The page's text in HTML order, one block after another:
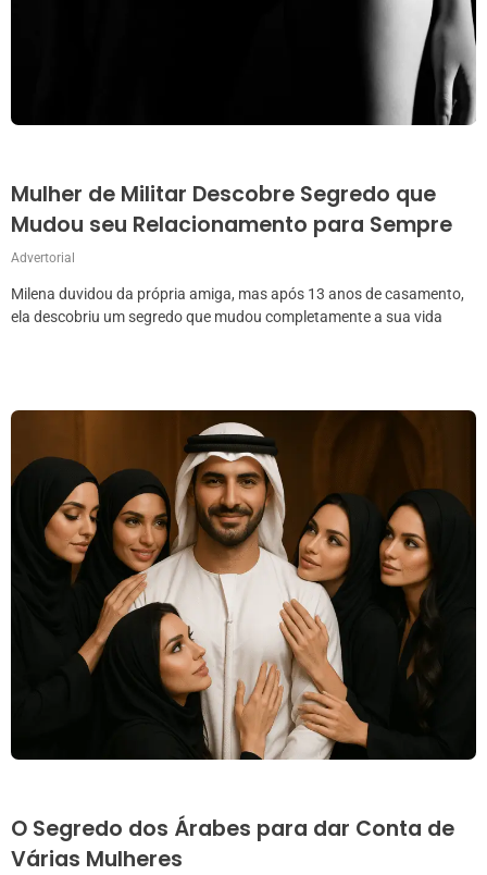
Mulher de Militar Descobre Segredo que
Mudou seu Relacionamento para Sempre
Advertorial
Milena duvidou da própria amiga, mas após 13 anos de casamento,
ela descobriu um segredo que mudou completamente a sua vida
O Segredo dos Árabes para dar Conta de
Várias Mulheres